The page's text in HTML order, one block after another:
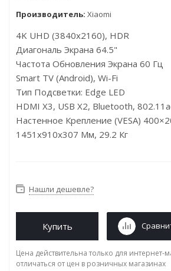
Производитель: Xiaomi
4K UHD (3840x2160), HDR
Диагональ Экрана 64.5"
Частота Обновления Экрана 60 Гц
Smart TV (Android), Wi-Fi
Тип Подсветки: Edge LED
HDMI X3, USB X2, Bluetooth,
Настенное Крепление (VESA)
1451x910x307 Мм, 29.2 Кг
Нашли дешевле?
Купить
Цена действительна только для интернет-
отличаться от цен в розничных магазинах